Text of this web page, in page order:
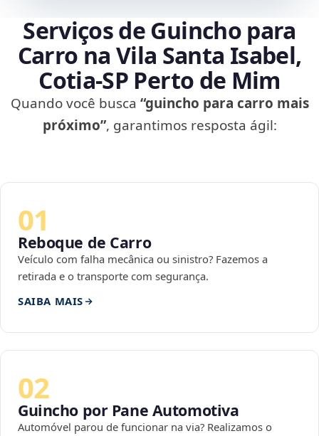
Serviços de Guincho para
Carro na Vila Santa Isabel,
Cotia‑SP Perto de Mim
Quando você busca “guincho para carro mais
próximo”, garantimos resposta ágil:
01
Reboque de Carro
Veículo com falha mecânica ou sinistro? Fazemos a
retirada e o transporte com segurança.
SAIBA MAIS
02
Guincho por Pane Automotiva
Automóvel parou de funcionar na via? Realizamos o